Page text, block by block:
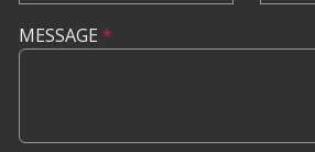
MESSAGE *